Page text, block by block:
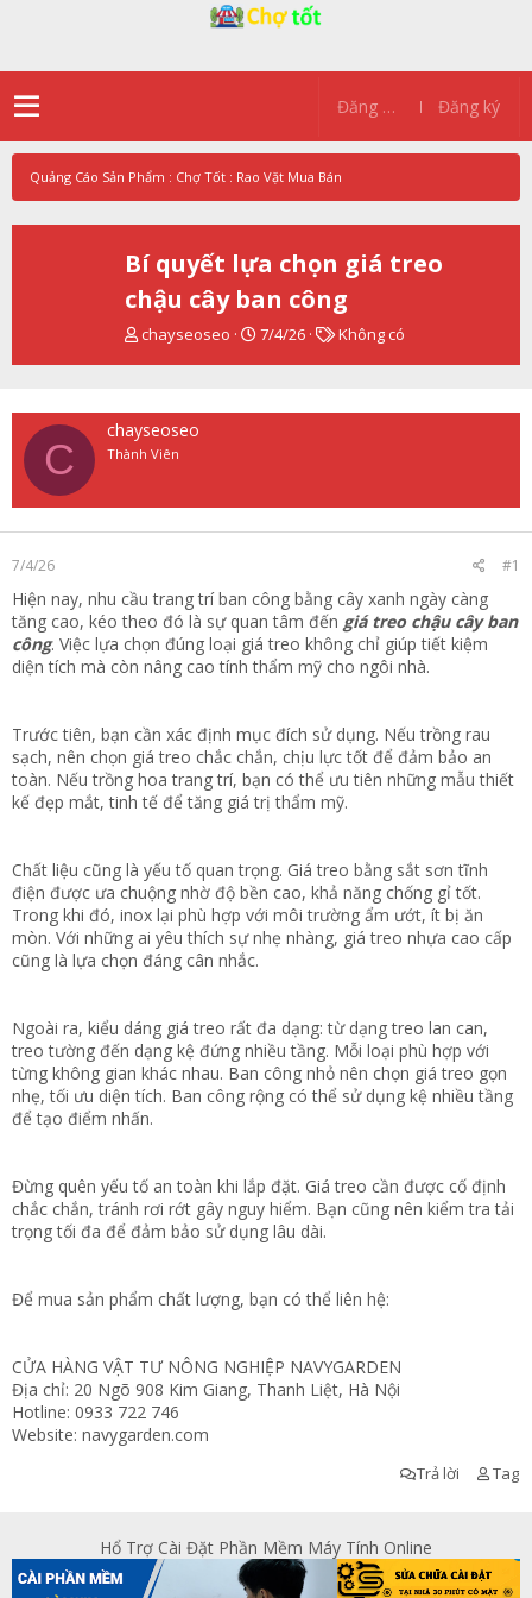
Đăng nhập Đăng ký
Quảng Cáo Sản Phẩm : Chợ Tốt : Rao Vặt Mua Bán
Bí quyết lựa chọn giá treo
chậu cây ban công
T
a
d
s
a
chayseoseo
N
g
7/4/26
T
ó
Không có
C
chayseoseo
Thành Viên
7/4/26 #1
Hiện nay, nhu cầu trang trí ban công bằng cây xanh ngày càng
tăng cao, kéo theo đó là sự quan tâm đến giá treo chậu cây ban
công. Việc lựa chọn đúng loại giá treo không chỉ giúp tiết kiệm
diện tích mà còn nâng cao tính thẩm mỹ cho ngôi nhà.
Trước tiên, bạn cần xác định mục đích sử dụng. Nếu trồng rau
sạch, nên chọn giá treo chắc chắn, chịu lực tốt để đảm bảo an
toàn. Nếu trồng hoa trang trí, bạn có thể ưu tiên những mẫu thiết
kế đẹp mắt, tinh tế để tăng giá trị thẩm mỹ.
Chất liệu cũng là yếu tố quan trọng. Giá treo bằng sắt sơn tĩnh
điện được ưa chuộng nhờ độ bền cao, khả năng chống gỉ tốt.
Trong khi đó, inox lại phù hợp với môi trường ẩm ướt, ít bị ăn
mòn. Với những ai yêu thích sự nhẹ nhàng, giá treo nhựa cao cấp
cũng là lựa chọn đáng cân nhắc.
Ngoài ra, kiểu dáng giá treo rất đa dạng: từ dạng treo lan can,
treo tường đến dạng kệ đứng nhiều tầng. Mỗi loại phù hợp với
từng không gian khác nhau. Ban công nhỏ nên chọn giá treo gọn
nhẹ, tối ưu diện tích. Ban công rộng có thể sử dụng kệ nhiều tầng
để tạo điểm nhấn.
Đừng quên yếu tố an toàn khi lắp đặt. Giá treo cần được cố định
chắc chắn, tránh rơi rớt gây nguy hiểm. Bạn cũng nên kiểm tra tải
trọng tối đa để đảm bảo sử dụng lâu dài.
Để mua sản phẩm chất lượng, bạn có thể liên hệ:
CỬA HÀNG VẬT TƯ NÔNG NGHIỆP NAVYGARDEN
Địa chỉ: 20 Ngõ 908 Kim Giang, Thanh Liệt, Hà Nội
Hotline: 0933 722 746
Website: navygarden.com
Trả lời Tag
Hổ Trợ Cài Đặt Phần Mềm Máy Tính Online